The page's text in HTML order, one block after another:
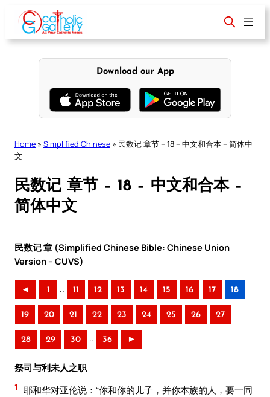
content
Download our App
Home » Simplified Chinese » 民数记 章节 – 18 – 中文和合本 – 简体中
文
民数记 章节 – 18 – 中文和合本 –
简体中文
民数记 章 (Simplified Chinese Bible: Chinese Union
Version – CUVS)
◄ 1 .. 11 12 13 14 15 16 17 18
19 20 21 22 23 24 25 26 27
28 29 30 .. 36 ►
祭司与利未人之职
1
耶和华对亚伦说：“你和你的儿子，并你本族的人，要一同